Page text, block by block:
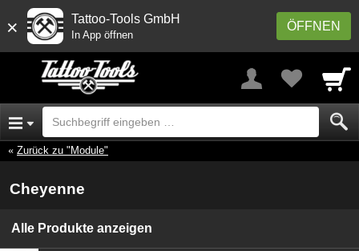
× ÖFFNEN
Tattoo-Tools GmbH
In App öffnen
Zurück zu "Module"
Cheyenne
Alle Produkte anzeigen